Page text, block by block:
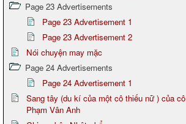
Page 23 Advertisements
Page 23 Advertisement 1
Page 23 Advertisement 2
Nói chuyện may mặc
Page 24 Advertisements
Page 24 Advertisement 1
Sang tây (du kí của một cô thiếu nữ ) của cô
Phạm Vân Anh